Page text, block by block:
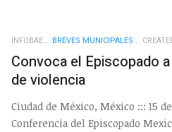
INFOBAE BREVES MUNICIPALES
Convoca el Episcopado
de violencia
Ciudad de México, México ::: 15
Conferencia del Episcopado